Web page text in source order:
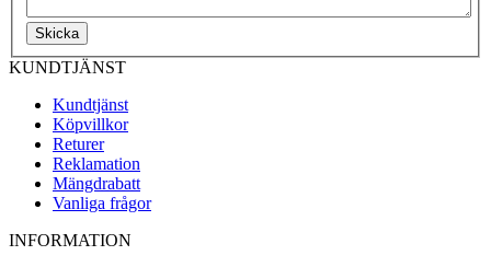
Skicka
KUNDTJÄNST
Kundtjänst
Köpvillkor
Returer
Reklamation
Mängdrabatt
Vanliga frågor
INFORMATION